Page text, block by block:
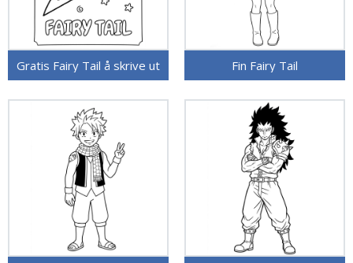
Gratis Fairy Tail å skrive ut Fin Fairy Tail